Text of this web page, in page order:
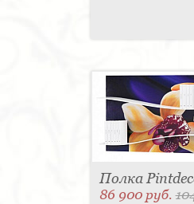
Полка
86 900 руб.